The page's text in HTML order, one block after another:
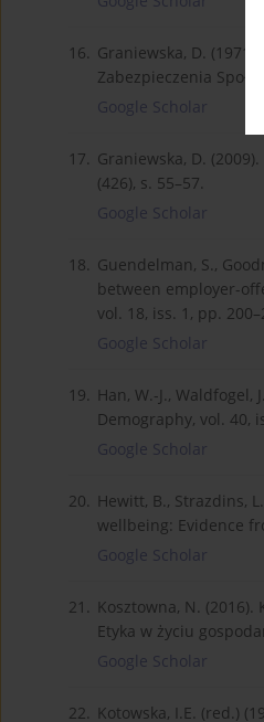
16. Graniewska, D.
Zabezpieczenia
Google Scholar
17. Graniewska, D.
(426), s. 55–57.
Google Scholar
18. Guendelman, S.,
between employer-
vol. 18, iss. 1, pp.
Google Scholar
19. Han, W.-J., Waldfogel,
Demography, vol. 40,
Google Scholar
20. Hewitt, B., Strazdins,
wellbeing: Evidence
Google Scholar
21. Kosztowna, N.
Etyka w życiu
Google Scholar
22. Kotowska, I.E. (red.)